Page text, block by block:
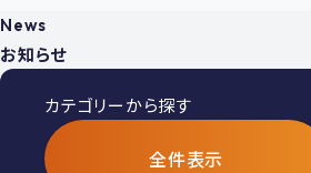
News
お知らせ
カテゴリーから探す
全件表示